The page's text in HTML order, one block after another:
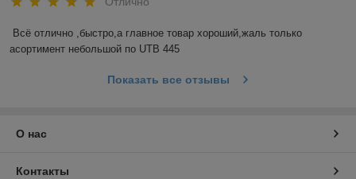
Всё отлично ,быстро,а главное товар хороший,жаль только
асортимент небольшой по UTB 445
Показать все отзывы
О нас
Контакты